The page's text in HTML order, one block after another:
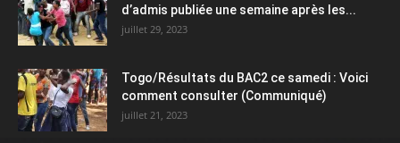
d’admis publiée une semaine après les...
juillet 29, 2023
Togo/Résultats du BAC2 ce samedi : Voici
comment consulter (Communiqué)
juillet 21, 2023